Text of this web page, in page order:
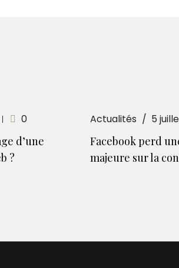
0
d’une
?
Actualités 5
Facebook perd
majeure sur la